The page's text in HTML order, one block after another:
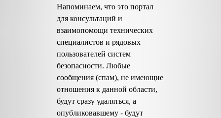
Напоминаем, что это портал
для консультаций и
взаимопомощи технических
специалистов и рядовых
пользователей систем
безопасности. Любые
сообщения (спам), не имеющие
отношения к данной области,
будут сразу удаляться, а
опубликовавшему - будут